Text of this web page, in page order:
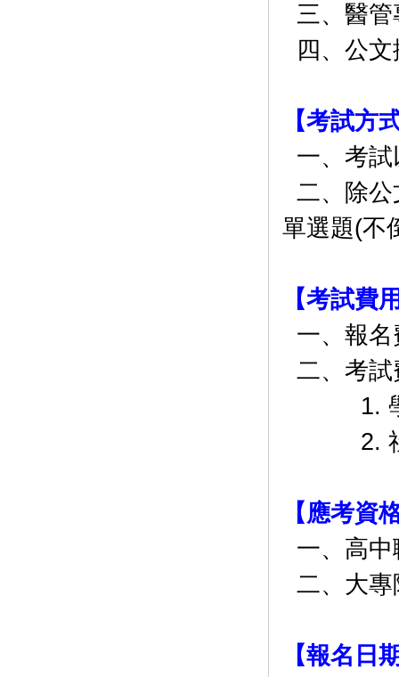
三、醫
四、公文
【考試方
一、考試
二、除公
單選題(不
【考試費
一、報名
二、考
1. 學
2. 社
【應考資
一、高
二、大
【報名日